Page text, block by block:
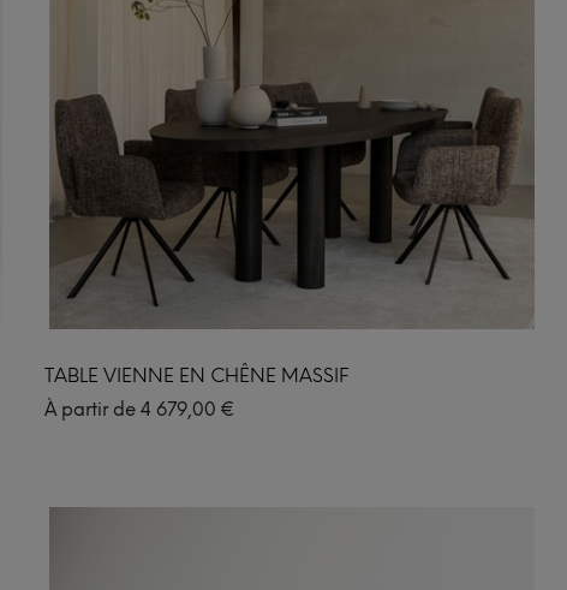
TABLE VIENNE EN CHÊNE MASSIF
À partir de 4 679,00 €